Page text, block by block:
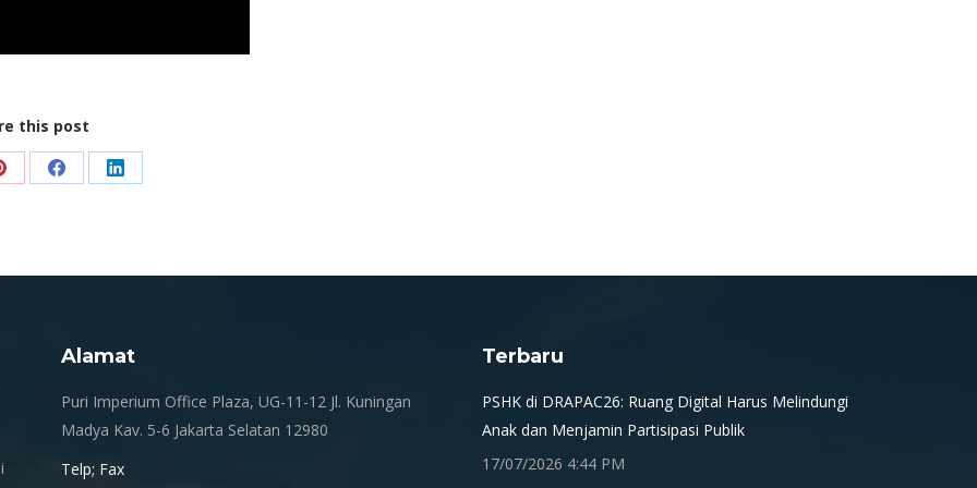
this post
Share Share
Alamat
Puri Imperium Office Plaza, UG-11-12 Jl. Kuningan
Madya Kav. 5-6 Jakarta Selatan 12980
Telp; Fax
Terbaru
PSHK di DRAPAC26: Ruang Digital Harus Melindungi
Anak dan Menjamin Partisipasi Publik
17/07/2026 4:44 PM